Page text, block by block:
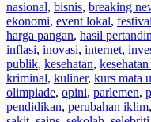
nasional, bisnis, breaking
ekonomi, event lokal, festival
harga pangan, hasil
inflasi, inovasi, internet,
publik, kesehatan,
kriminal, kuliner, kurs mata
olimpiade, opini, parlemen,
pendidikan, perubahan iklim,